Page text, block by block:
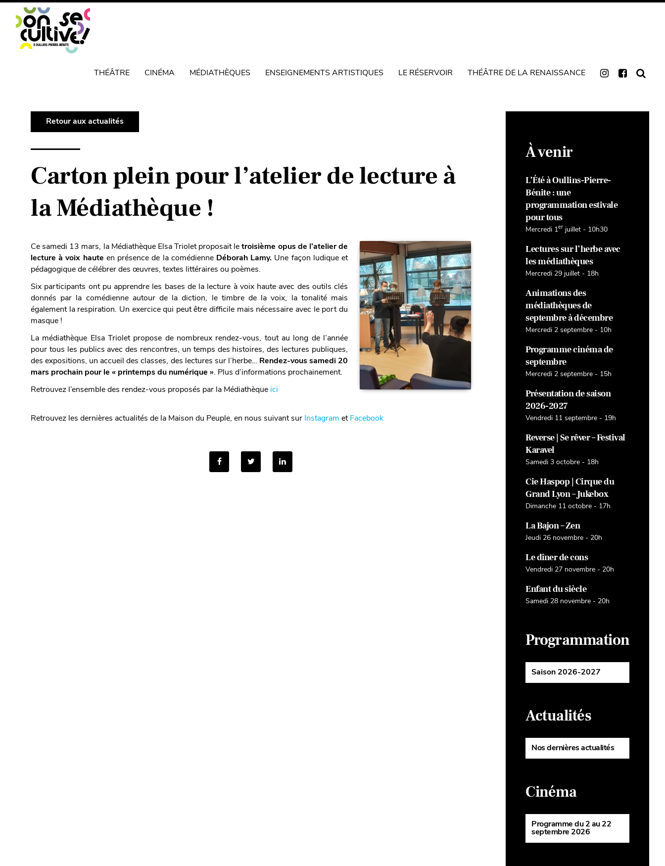
THÉÂTRE CINÉMA MÉDIATHÈQUES ENSEIGNEMENTS ARTISTIQUES LE RÉSERVOIR THÉÂTRE DE LA RENAISSANCE
Retour aux actualités
Carton plein pour l’atelier de lecture à
la Médiathèque !
Ce samedi 13 mars, la Médiathèque Elsa Triolet proposait letroisième opus de l’atelier de
lecture à voix haute en présence de la comédienne Déborah Lamy. Une façon ludique et
pédagogique de célébrer des œuvres, textes littéraires ou poèmes.
Six participants ont pu apprendre les bases de la lecture à voix haute avec des outils clés
donnés par la comédienne autour de la diction, le timbre de la voix, la tonalité mais
également la respiration. Un exercice qui peut être difficile mais nécessaire avec le port du
masque !
La médiathèque Elsa Triolet propose de nombreux rendez-vous, tout au long de l’année
pour tous les publics avec des rencontres, un temps des histoires, des lectures publiques,
des expositions, un accueil des classes, des lectures sur l’herbe… Rendez-vous samedi 20
mars prochain pour le « printemps du numérique ». Plus d’informations prochainement.
Retrouvez l’ensemble des rendez-vous proposés par la Médiathèque ici
Retrouvez les dernières actualités de la Maison du Peuple, en nous suivant sur Instagram etFacebook
À venir
L’Été à Oullins-Pierre-
Bénite : une
programmation estivale
pour tous
Mercredi 1er juillet - 10h30
Lectures sur l’herbe avec
les médiathèques
Mercredi 29 juillet - 18h
Animations des
médiathèques de
septembre à décembre
Mercredi 2 septembre - 10h
Programme cinéma de
septembre
Mercredi 2 septembre - 15h
Présentation de saison
2026-2027
Vendredi 11 septembre - 19h
Reverse | Se rêver – Festival
Karavel
Samedi 3 octobre - 18h
Cie Haspop | Cirque du
Grand Lyon – Jukebox
Dimanche 11 octobre - 17h
La Bajon – Zen
Jeudi 26 novembre - 20h
Le dîner de cons
Vendredi 27 novembre - 20h
Enfant du siècle
Samedi 28 novembre - 20h
Programmation
Saison 2026-2027
Actualités
Nos dernières actualités
Cinéma
Programme du 2 au 22
septembre 2026